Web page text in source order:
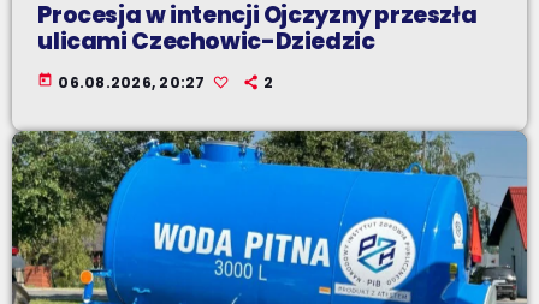
Procesja w intencji Ojczyzny przeszła
ulicami Czechowic-Dziedzic
today 06.08.2026, 20:27 2